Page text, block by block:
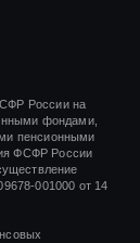
России на
фондами,
пенсионными
ФСФР России
001000 от 14